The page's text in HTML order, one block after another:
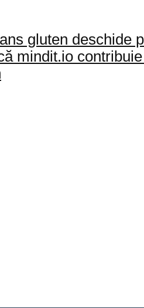
gluten
mindit.io